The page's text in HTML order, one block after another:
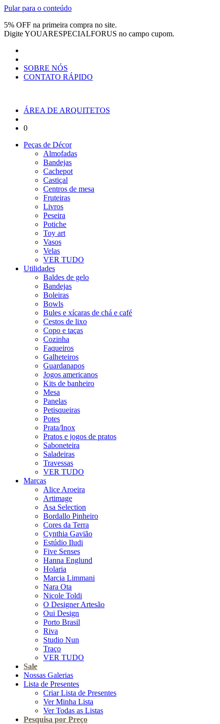
Pular para o conteúdo
5% OFF na primeira compra no site.
DigiteYOUARESPECIALFORUS no campo cupom.
SOBRE NÓS
CONTATO RÁPIDO
ÁREA DE ARQUITETOS
0
Peças de Décor
Almofadas
Bandejas
Cachepot
Castiçal
Centros de mesa
Fruteiras
Livros
Peseira
Potiche
Toy art
Vasos
Velas
VER TUDO
Utilidades
Baldes de gelo
Bandejas
Boleiras
Bowls
Bules e xícaras de chá e café
Cestos de lixo
Copo e taças
Cozinha
Faqueiros
Galheteiros
Guardanapos
Jogos americanos
Kits de banheiro
Mesa
Panelas
Petisqueiras
Potes
Prata/Inox
Pratos e jogos de pratos
Saboneteira
Saladeiras
Travessas
VER TUDO
Marcas
Alice Aroeira
Artimage
Asa Selection
Bordallo Pinheiro
Cores da Terra
Cynthia Gavião
Estúdio Iludi
Five Senses
Hanna Englund
Holaria
Marcia Limmani
Nara Ota
Nicole Toldi
O Designer Artesão
Oui Design
Porto Brasil
Riva
Studio Nun
Traço
VER TUDO
Sale
Nossas Galerias
Lista de Presentes
Criar Lista de Presentes
Ver Minha Lista
Ver Todas as Listas
Pesquisa por Preço